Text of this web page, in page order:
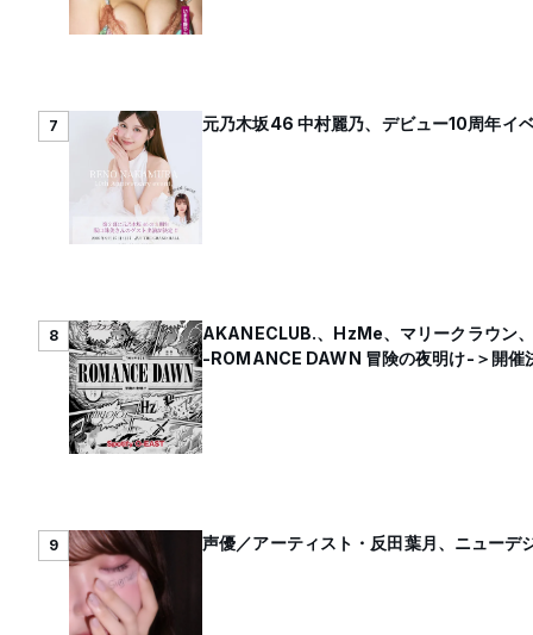
7 元乃木坂46 中村麗乃、デビュー10周年イ
8
AKANECLUB.、HzMe、マリークラウ
-ROMANCE DAWN 冒険の夜明け-＞開催
9 声優／アーティスト・反田葉月、ニュー